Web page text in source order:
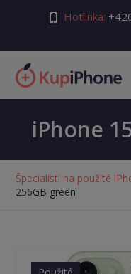
Hotlinka:
iPhone
Špecialisti na použité
256GB green